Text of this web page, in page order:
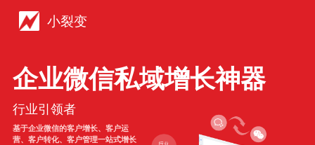
小裂变
企业微信私域增长神器
行业引领者
基于企业微信的客户增长、客户运
营、客户转化、客户管理一站式增长